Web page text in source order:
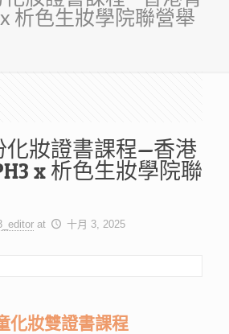
析色生妝學院聯營舉
化妝證書課程—香港
x 析色生妝學院聯
at 十月 3, 2025
化妝雙證書課程